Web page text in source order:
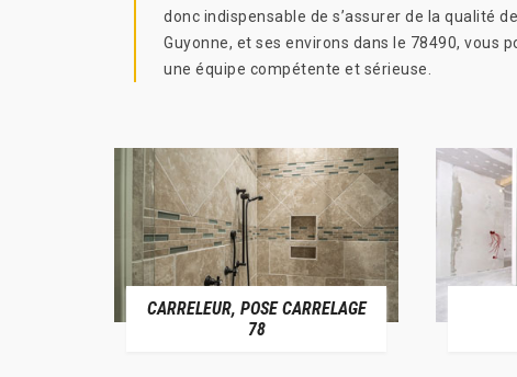
donc indispensable de s’assurer de la qualité
Guyonne, et ses environs dans le 78490, vous
une équipe compétente et sérieuse.
CARRELEUR, POSE CARRELAGE
78